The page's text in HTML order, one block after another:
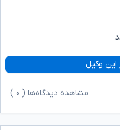
این وکیل
مشاهده دیدگاه‌ها ( ۰